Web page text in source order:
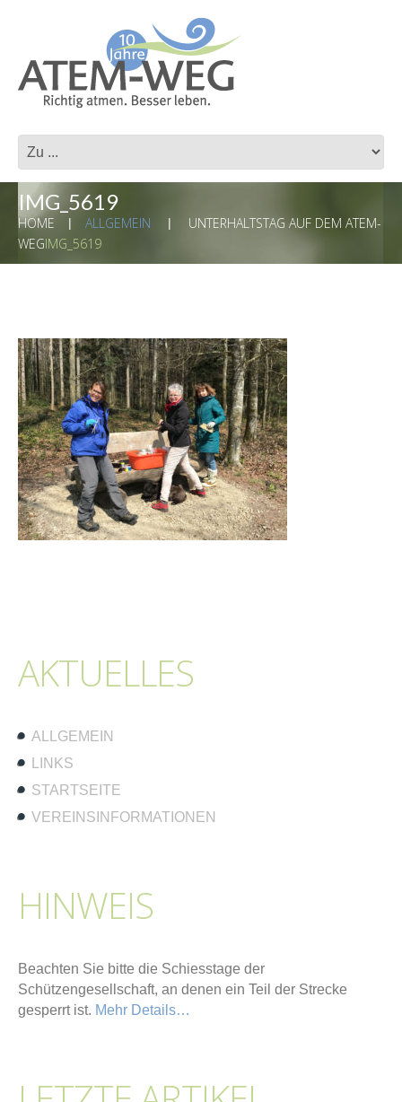
IMG_5619
HOME ALLGEMEIN
UNTERHALTSTAG AUF DEM ATEM-
WEGIMG_5619
AKTUELLES
ALLGEMEIN
LINKS
STARTSEITE
VEREINSINFORMATIONEN
HINWEIS
Beachten Sie bitte die Schiesstage der
Schützengesellschaft, an denen ein Teil der Strecke
gesperrt ist. Mehr Details…